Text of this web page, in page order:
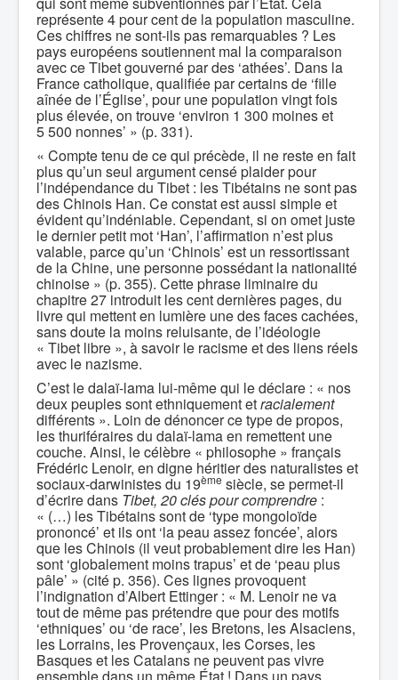
représente 4 pour cent de la population masculine.
Ces chiffres ne sont-ils pas remarquables ? Les
pays européens soutiennent mal la comparaison
avec ce Tibet gouverné par des ‘athées’. Dans la
France catholique, qualifiée par certains de ‘fille
aînée de l’Église’, pour une population vingt fois
plus élevée, on trouve ‘environ 1 300 moines et
5 500 nonnes’ » (p. 331).
« Compte tenu de ce qui précède, il ne reste en fait
plus qu’un seul argument censé plaider pour
l’indépendance du Tibet : les Tibétains ne sont pas
des Chinois Han. Ce constat est aussi simple et
évident qu’indéniable. Cependant, si on omet juste
le dernier petit mot ‘Han’, l’affirmation n’est plus
valable, parce qu’un ‘Chinois’ est un ressortissant
de la Chine, une personne possédant la nationalité
chinoise » (p. 355). Cette phrase liminaire du
chapitre 27 introduit les cent dernières pages, du
livre qui mettent en lumière une des faces cachées,
sans doute la moins reluisante, de l’idéologie
« Tibet libre », à savoir le racisme et des liens réels
avec le nazisme.
C’est le dalaï-lama lui-même qui le déclare : « nos
deux peuples sont ethniquement etracialement
différents ». Loin de dénoncer ce type de propos,
les thuriféraires du dalaï-lama en remettent une
couche. Ainsi, le célèbre « philosophe » français
Frédéric Lenoir, en digne héritier des naturalistes et
sociaux-darwinistes du 19ème siècle, se permet-il
d’écrire dans Tibet, 20 clés pour comprendre :
« (…) les Tibétains sont de ‘type mongoloïde
prononcé’ et ils ont ‘la peau assez foncée’, alors
que les Chinois (il veut probablement dire les Han)
sont ‘globalement moins trapus’ et de ‘peau plus
pâle’ » (cité p. 356). Ces lignes provoquent
l’indignation d’Albert Ettinger : « M. Lenoir ne va
tout de même pas prétendre que pour des motifs
‘ethniques’ ou ‘de race’, les Bretons, les Alsaciens,
les Lorrains, les Provençaux, les Corses, les
Basques et les Catalans ne peuvent pas vivre